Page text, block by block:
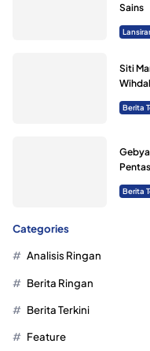
Sains
Siti
Berita
Berita
Categories
Analisis Ringan
Berita Ringan
Berita Terkini
Feature